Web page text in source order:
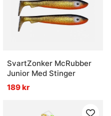
SvartZonker McRubber
Junior Med Stinger
189 kr